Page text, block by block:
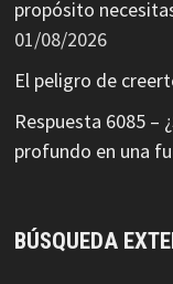
propósito
01/08/2026
El peligro de
Respuesta 6085 –
profundo en una
BÚSQUEDA